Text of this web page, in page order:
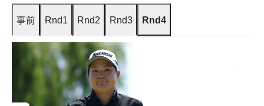
事前 Rnd1 Rnd2 Rnd3 Rnd4